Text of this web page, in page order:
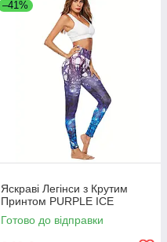
–41%
Яскраві Легінси з Крутим
Принтом PURPLE ICE
Готово до відправки